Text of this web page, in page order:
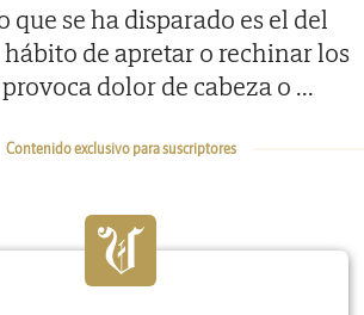
que se ha disparado es el del
de apretar o rechinar los
dolor de cabeza o ...
Contenido exclusivo para suscriptores